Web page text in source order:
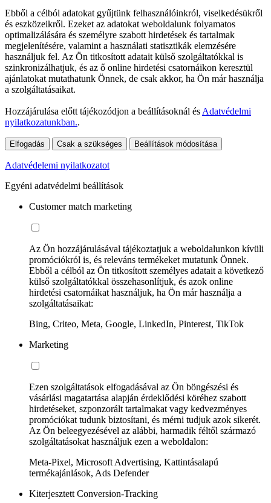
Ebből a célból adatokat gyűjtünk felhasználóinkról, viselkedésükről
és eszközeikről. Ezeket az adatokat weboldalunk folyamatos
optimalizálására és személyre szabott hirdetések és tartalmak
megjelenítésére, valamint a használati statisztikák elemzésére
használjuk fel. Az Ön titkosított adatait külső szolgáltatókkal is
szinkronizálhatjuk, és az ő online hirdetési csatornáikon keresztül
ajánlatokat mutathatunk Önnek, de csak akkor, ha Ön már használja
a szolgáltatásaikat.
Hozzájárulása előtt tájékozódjon a beállításoknál és Adatvédelmi
nyilatkozatunkban..
Elfogadás Csak a szükséges Beállítások módosítása
Adatvédelemi nyilatkozatot
Egyéni adatvédelmi beállítások
Customer match marketing
Az Ön hozzájárulásával tájékoztatjuk a weboldalunkon kívüli
promóciókról is, és releváns termékeket mutatunk Önnek.
Ebből a célból az Ön titkosított személyes adatait a következő
külső szolgáltatókkal összehasonlítjuk, és azok online
hirdetési csatornáikat használjuk, ha Ön már használja a
szolgáltatásaikat:
Bing, Criteo, Meta, Google, LinkedIn, Pinterest, TikTok
Marketing
Ezen szolgáltatások elfogadásával az Ön böngészési és
vásárlási magatartása alapján érdeklődési köréhez szabott
hirdetéseket, szponzorált tartalmakat vagy kedvezményes
promóciókat tudunk biztosítani, és mérni tudjuk azok sikerét.
Az Ön beleegyezésével az alábbi, harmadik féltől származó
szolgáltatásokat használjuk ezen a weboldalon:
Meta-Pixel, Microsoft Advertising, Kattintásalapú
termékajánlások, Ads Defender
Kiterjesztett Conversion-Tracking